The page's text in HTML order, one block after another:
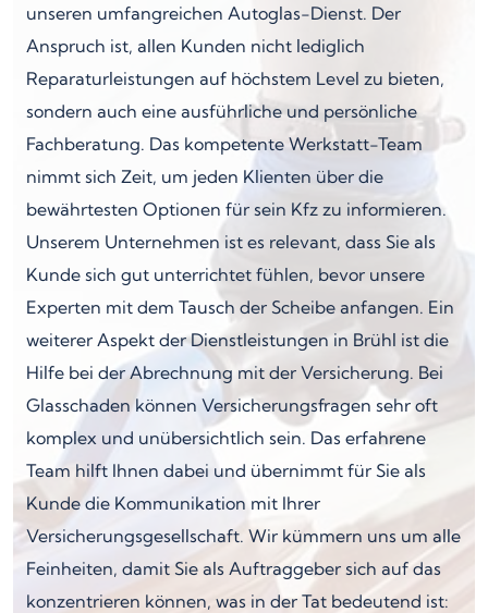
unseren umfangreichen Autoglas-Dienst. Der
Anspruch ist, allen Kunden nicht lediglich
Reparaturleistungen auf höchstem Level zu bieten,
sondern auch eine ausführliche und persönliche
Fachberatung. Das kompetente Werkstatt-Team
nimmt sich Zeit, um jeden Klienten über die
bewährtesten Optionen für sein Kfz zu informieren.
Unserem Unternehmen ist es relevant, dass Sie als
Kunde sich gut unterrichtet fühlen, bevor unsere
Experten mit dem Tausch der Scheibe anfangen. Ein
weiterer Aspekt der Dienstleistungen in Brühl ist die
Hilfe bei der Abrechnung mit der Versicherung. Bei
Glasschaden können Versicherungsfragen sehr oft
komplex und unübersichtlich sein. Das erfahrene
Team hilft Ihnen dabei und übernimmt für Sie als
Kunde die Kommunikation mit Ihrer
Versicherungsgesellschaft. Wir kümmern uns um alle
Feinheiten, damit Sie als Auftraggeber sich auf das
konzentrieren können, was in der Tat bedeutend ist: